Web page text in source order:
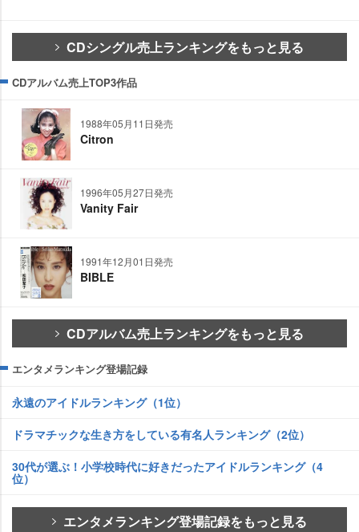
CDシングル売上ランキングをもっと見る
CDアルバム売上TOP3作品
1988年05月11日発売
Citron
1996年05月27日発売
Vanity Fair
1991年12月01日発売
BIBLE
CDアルバム売上ランキングをもっと見る
エンタメランキング登場記録
永遠のアイドルランキング（1位）
ドラマチックな生き方をしている有名人ランキング（2位）
30代が選ぶ！小学校時代に好きだったアイドルランキング（4
位）
エンタメランキング登場記録をもっと見る